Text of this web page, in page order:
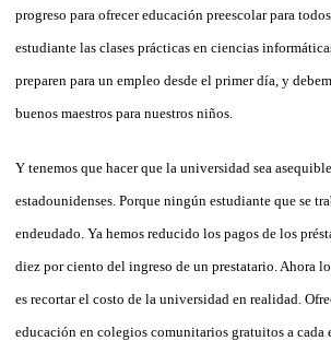
progreso para ofrecer educación preescolar para
estudiante las clases prácticas en ciencias
preparen para un empleo desde el primer día, y
buenos maestros para nuestros niños.
Y tenemos que hacer que la universidad sea
estadounidenses. Porque ningún estudiante que se
endeudado. Ya hemos reducido los pagos de los
diez por ciento del ingreso de un prestatario. Ahora
es recortar el costo de la universidad en realidad.
educación en colegios comunitarios gratuitos a cada